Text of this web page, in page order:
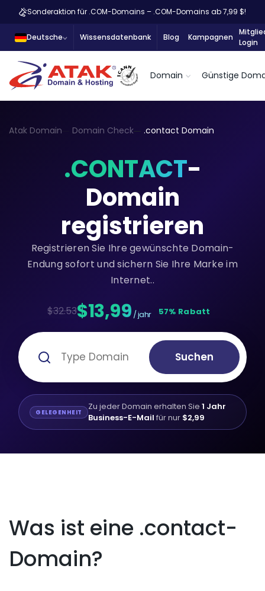
Sonderaktion für .COM-Domains – .COM-Domains ab 7,99 $!
Deutsche Wissensdatenbank Blog Kampagnen
Login
Domain Günstige
Atak Domain Domain Check .contact Domain
.CONTACT-
Domain
registrieren
Registrieren Sie Ihre gewünschte Domain-
Endung sofort und sichern Sie Ihre Marke im
Internet..
$32.53$13,99 / jahr 57% Rabatt
Suchen
GELEGENHEIT Zu jeder Domain erhalten Sie 1 Jahr
Business-E-Mail für nur $2,99
Was ist eine .contact-
Domain?